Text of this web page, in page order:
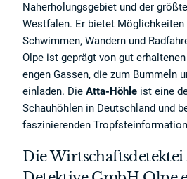
Naherholungsgebiet und der
Westfalen. Er bietet Möglichkeiten
Schwimmen, Wandern und
Olpe ist geprägt von gut
engen Gassen, die zum Bummeln
einladen. DieAtta-Höhle ist eine
Schauhöhlen in Deutschland und
faszinierenden
Die Wirtschaftsdetektei